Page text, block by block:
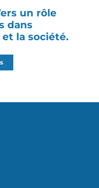
un rôle
dans
la société.